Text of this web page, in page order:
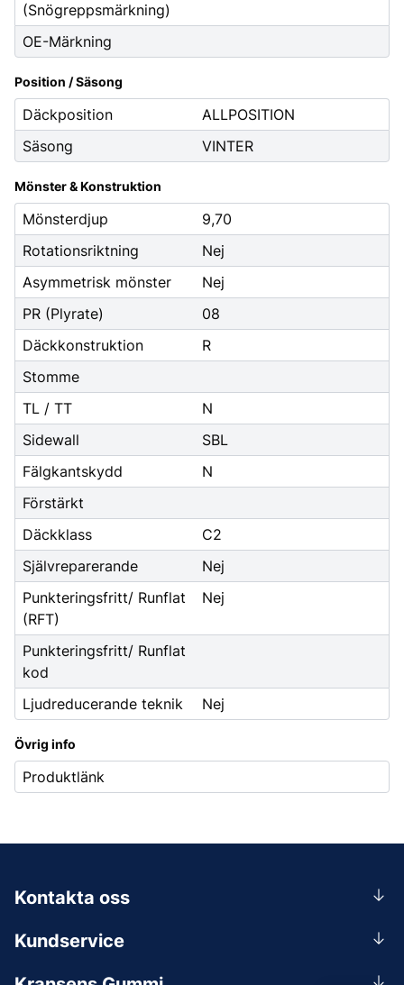
(Snögreppsmärkning)
OE-Märkning
Position / Säsong
Däckposition
ALLPOSITION
Säsong
VINTER
Mönster & Konstruktion
Mönsterdjup
9,70
Rotationsriktning
Nej
Asymmetrisk mönster
Nej
PR (Plyrate)
08
Däckkonstruktion
R
Stomme
TL / TT
N
Sidewall
SBL
Fälgkantskydd
N
Förstärkt
Däckklass
C2
Självreparerande
Nej
Punkteringsfritt/ Runflat
(RFT)
Nej
Punkteringsfritt/ Runflat
kod
Ljudreducerande teknik
Nej
Övrig info
Produktlänk
Kundservice
Kontakta oss
0156-409 00
Mån-Tors 07.30-16:30, Fre 07.30-15.00.
Lunchstängt 12:00-12:30